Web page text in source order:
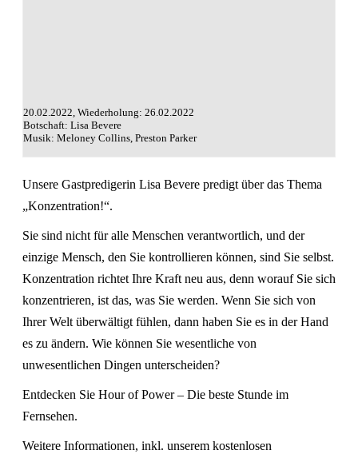
20.02.2022, Wiederholung: 26.02.2022
Botschaft: Lisa Bevere
Musik: Meloney Collins, Preston Parker
Unsere Gastpredigerin Lisa Bevere predigt über das Thema
„Konzentration!“.
Sie sind nicht für alle Menschen verantwortlich, und der
einzige Mensch, den Sie kontrollieren können, sind Sie selbst.
Konzentration richtet Ihre Kraft neu aus, denn worauf Sie sich
konzentrieren, ist das, was Sie werden. Wenn Sie sich von
Ihrer Welt überwältigt fühlen, dann haben Sie es in der Hand
es zu ändern. Wie können Sie wesentliche von
unwesentlichen Dingen unterscheiden?
Entdecken Sie Hour of Power – Die beste Stunde im
Fernsehen.
Weitere Informationen, inkl. unserem kostenlosen